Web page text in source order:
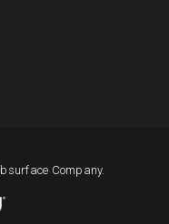
Company.